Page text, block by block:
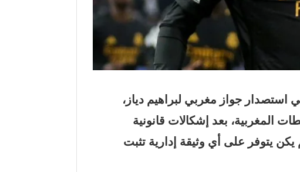
استصدار جواز مغربي لبراهيم دياز،
المغربية، بعد إشكالات قانونية
يتوفر على أي وثيقة إدارية تثبت